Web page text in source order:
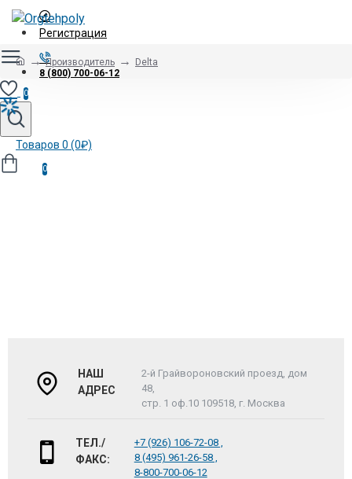
Регистрация
8 (800) 700-06-12
0
Товаров 0 (0₽)
0
Производитель Delta
НАШ
АДРЕС
2-й Грайвороновский проезд, дом
48,
стр. 1 оф.10 109518, г. Москва
ТЕЛ./
ФАКС:
+7 (926) 106-72-08 ,
8 (495) 961-26-58 ,
8-800-700-06-12